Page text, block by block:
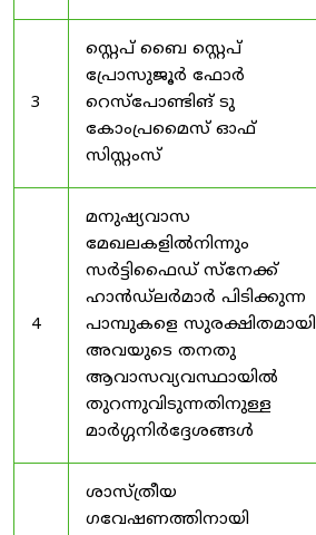
3
സ്റ്റെപ് ബൈ സ്റ്റെപ്
പ്രോസുജൂർ ഫോർ
റെസ്‌പോണ്ടിങ് ടു
കോംപ്രമൈസ് ഓഫ്
സിസ്റ്റംസ്
4
മനുഷ്യവാസ
മേഖലകളിൽനിന്നും
സർട്ടിഫൈഡ് സ്നേക്ക്
ഹാൻഡ്‌ലർമാർ പിടിക്കുന്ന
പാമ്പുകളെ സുരക്ഷിതമായി
അവയുടെ തനതു
ആവാസവ്യവസ്ഥായിൽ
തുറന്നുവിടുന്നതിനുള്ള
മാർഗ്ഗനിർദ്ദേശങ്ങൾ
ശാസ്ത്രീയ
ഗവേഷണത്തിനായി